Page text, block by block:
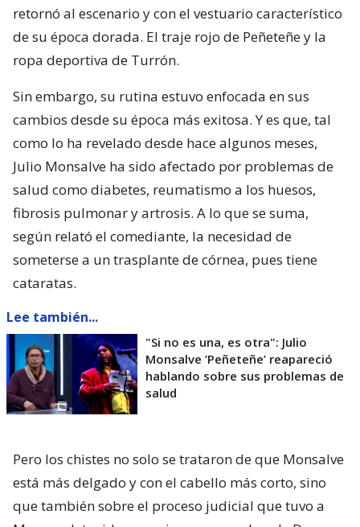
retornó al escenario y con el vestuario característico
de su época dorada. El traje rojo de Peñeteñe y la
ropa deportiva de Turrón.
Sin embargo, su rutina estuvo enfocada en sus
cambios desde su época más exitosa. Y es que, tal
como lo ha revelado desde hace algunos meses,
Julio Monsalve ha sido afectado por problemas de
salud como diabetes, reumatismo a los huesos,
fibrosis pulmonar y artrosis. A lo que se suma,
según relató el comediante, la necesidad de
someterse a un trasplante de córnea, pues tiene
cataratas.
Lee también...
"Si no es una, es otra": Julio
Monsalve ’Peñeteñe’ reapareció
hablando sobre sus problemas de
salud
Pero los chistes no solo se trataron de que Monsalve
está más delgado y con el cabello más corto, sino
que también sobre el proceso judicial que tuvo a